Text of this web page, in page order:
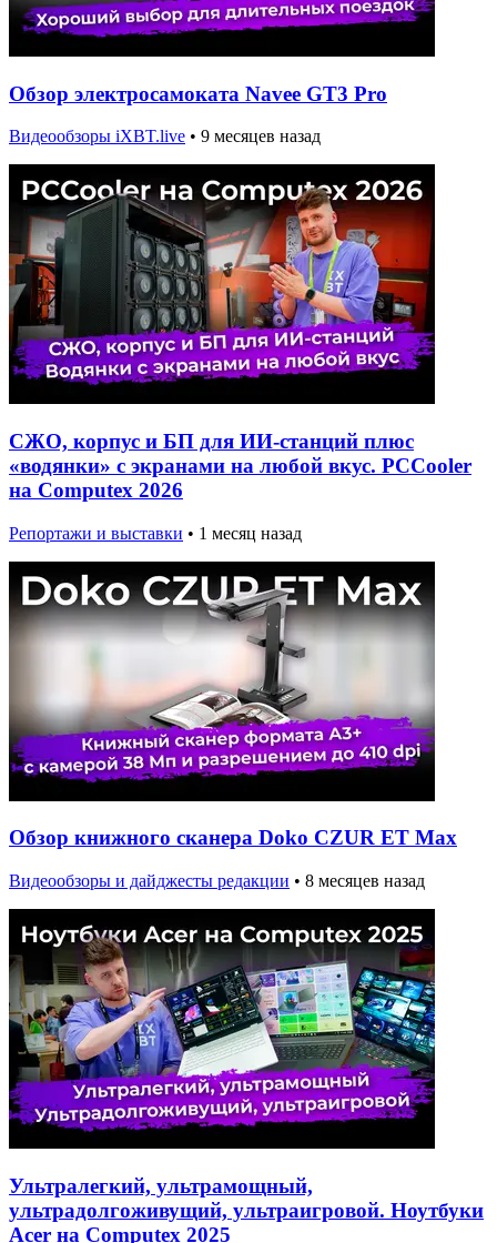
Обзор электросамоката Navee GT3 Pro
Видеообзоры iXBT.live • 9 месяцев назад
СЖО, корпус и БП для ИИ-станций плюс
«водянки» с экранами на любой вкус. PCCooler
на Computex 2026
Репортажи и выставки • 1 месяц назад
Обзор книжного сканера Doko CZUR ET Max
Видеообзоры и дайджесты редакции • 8 месяцев назад
Ультралегкий, ультрамощный,
ультрадолгоживущий, ультраигровой. Ноутбуки
Acer на Computex 2025